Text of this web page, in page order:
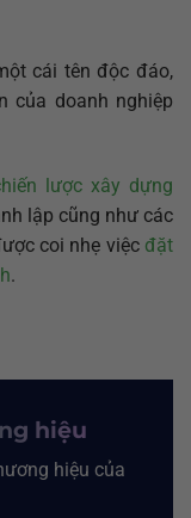
cái tên độc đáo,
của doanh nghiệp
lược xây dựng
lập cũng như các
coi nhẹ việc đặt
.
hiệu
hiệu của